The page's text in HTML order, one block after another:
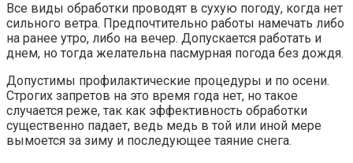
Все виды обработки проводят в сухую погоду, когда нет
сильного ветра. Предпочтительно работы намечать либо
на ранее утро, либо на вечер. Допускается работать и
днем, но тогда желательна пасмурная погода без дождя.
Допустимы профилактические процедуры и по осени.
Строгих запретов на это время года нет, но такое
случается реже, так как эффективность обработки
существенно падает, ведь медь в той или иной мере
вымоется за зиму и последующее таяние снега.